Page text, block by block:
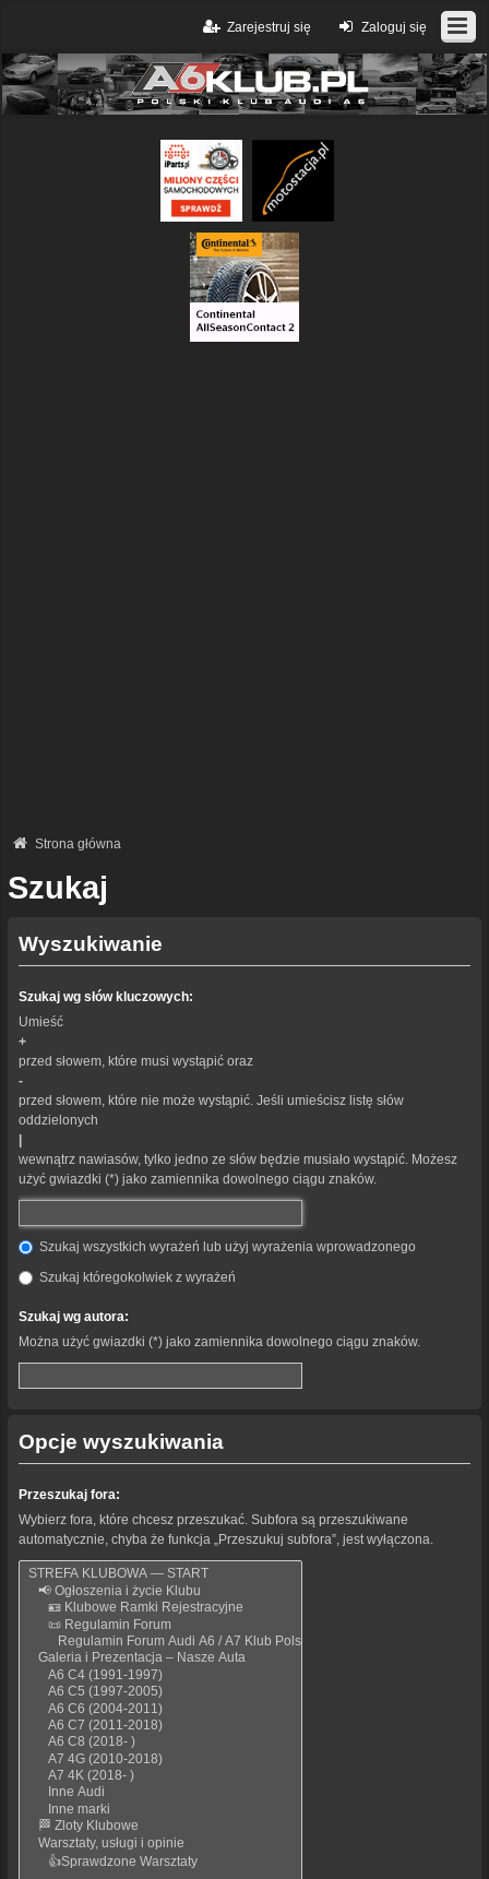
Zaloguj się
Zarejestruj się
Strona główna
Szukaj
Wyszukiwanie
Szukaj wg słów kluczowych:
Umieść
+
przed słowem, które musi wystąpić oraz
-
przed słowem, które nie może wystąpić. Jeśli umieścisz listę słów
oddzielonych
wewnątrz nawiasów, tylko jedno ze słów będzie musiało wystąpić. Możesz
użyć gwiazdki (*) jako zamiennika dowolnego ciągu znaków.
Szukaj wszystkich wyrażeń lub użyj wyrażenia wprowadzonego
Szukaj któregokolwiek z wyrażeń
Szukaj wg autora:
Można użyć gwiazdki (*) jako zamiennika dowolnego ciągu znaków.
Opcje wyszukiwania
Przeszukaj fora:
Wybierz fora, które chcesz przeszukać. Subfora są przeszukiwane
automatycznie, chyba że funkcja „Przeszukuj subfora”, jest wyłączona.